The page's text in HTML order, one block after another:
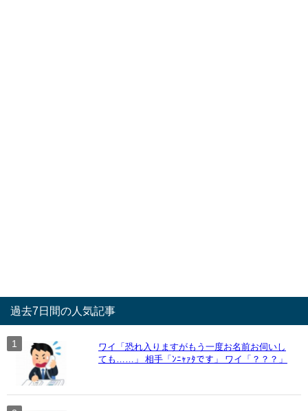
過去7日間の人気記事
ワイ「恐れ入りますがもう一度お名前お伺いし
ても……」 相手「ﾝﾆｬｧﾀです」 ワイ「？？？」